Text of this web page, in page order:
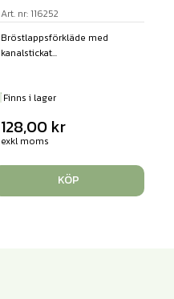
Art. nr: 116252
Bröstlappsförkläde med
kanalstickat...
Finns i lager
128,00 kr
exkl moms
KÖP